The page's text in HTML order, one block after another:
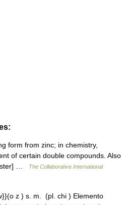
form from zinc; in chemistry,
of certain double compounds. Also
…
The Collaborative International
z ) s. m. (pl. chi ) Elemento